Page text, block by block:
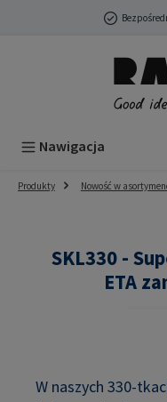
Przejdź do głównej
Nawigacja
Produkty Nowość w
SKL330 -
ETA
W naszych 330-